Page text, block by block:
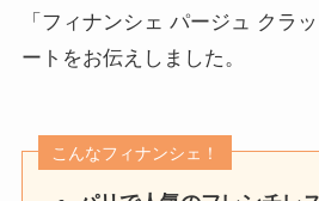
「フィナンシェ パージュ クラ
ートをお伝えしました。
こんなフィナンシェ！